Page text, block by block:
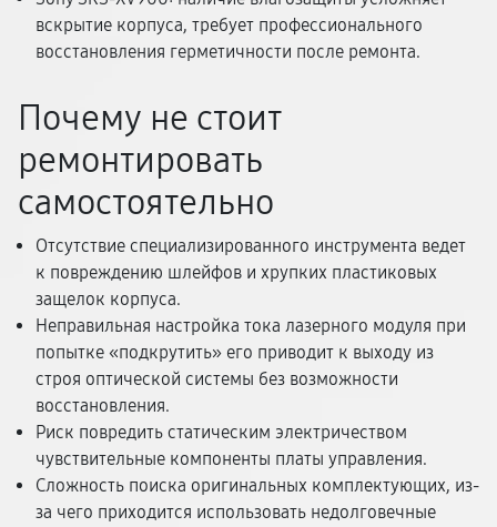
вскрытие корпуса, требует профессионального
восстановления герметичности после ремонта.
Почему не стоит
ремонтировать
самостоятельно
Отсутствие специализированного инструмента ведет
к повреждению шлейфов и хрупких пластиковых
защелок корпуса.
Неправильная настройка тока лазерного модуля при
попытке «подкрутить» его приводит к выходу из
строя оптической системы без возможности
восстановления.
Риск повредить статическим электричеством
чувствительные компоненты платы управления.
Сложность поиска оригинальных комплектующих, из-
за чего приходится использовать недолговечные